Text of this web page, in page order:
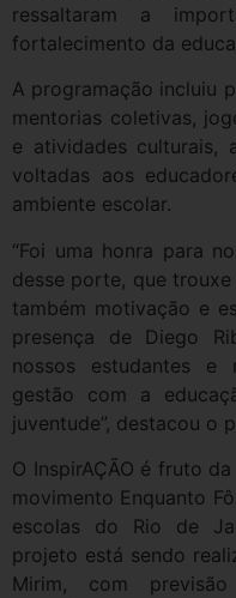
ressaltaram a
fortalecimento da
A programação incluiu
mentorias coletivas,
e atividades culturais,
voltadas aos
ambiente escolar.
“Foi uma honra para
desse porte, que
também motivação e
presença de Diego
nossos estudantes e
gestão com a
juventude”, destacou o
O InspirAÇÃO é fruto
movimento Enquanto
escolas do Rio de
projeto está sendo
Mirim, com